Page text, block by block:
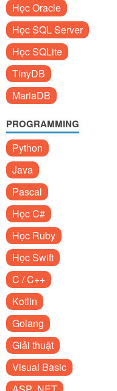
Học Oracle
Học SQL Server
Học SQLite
TinyDB
MariaDB
PROGRAMMING
Python
Java
Pascal
Học C#
Học Ruby
Học Swift
C / C++
Kotlin
Golang
Giải thuật
Visual Basic